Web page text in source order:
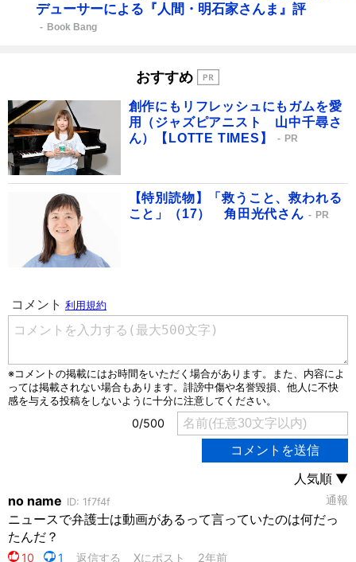
デューサーによる『人間・明石家さんま』評
Book Bang
おすすめ
創作にもリフレッシュにもガムを愛
用（ジャズピアニスト 山中千尋さ
ん）【LOTTE TIMES】
PR
【特別読物】「救うこと、救われる
こと」（17） 角田光代さん
PR